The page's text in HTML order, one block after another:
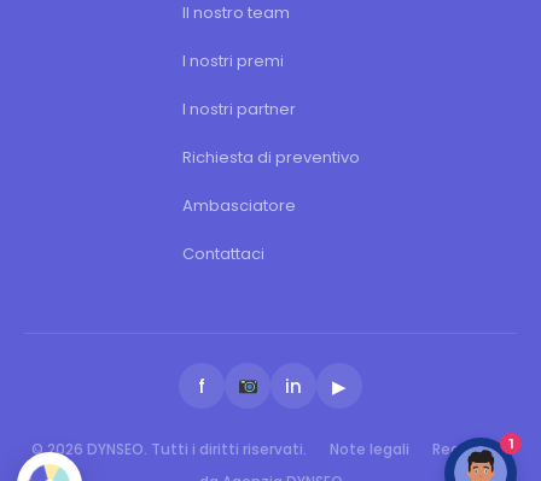
Il nostro team
I nostri premi
I nostri partner
Richiesta di preventivo
Ambasciatore
Contattaci
f in ▶
© 2026 DYNSEO. Tutti i diritti riservati. Note legali
Realizzato1